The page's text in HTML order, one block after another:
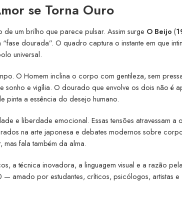
se Torna Ouro
um brilho que parece pulsar. Assim surge O Beijo (
dourada”. O quadro captura o instante em que
universal.
O Homem inclina o corpo com gentileza, sem
sonho e vigília. O dourado que envolve os dois não é
pinta a essência do desejo humano.
e liberdade emocional. Essas tensões atravessam a
na arte japonesa e debates modernos sobre
fala também da alma.
a técnica inovadora, a linguagem visual e a razão
— amado por estudantes, críticos, psicólogos, artistas e